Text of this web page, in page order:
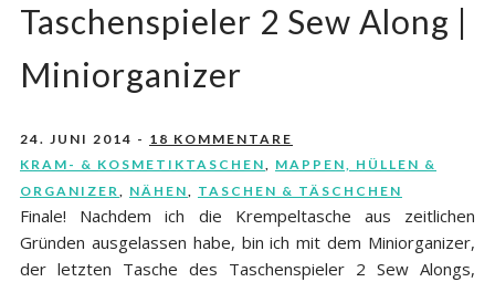
Taschenspieler 2 Sew Along |
Miniorganizer
24. JUNI 2014 - 18 KOMMENTARE
KRAM- & KOSMETIKTASCHEN
MAPPEN, HÜLLEN &
ORGANIZER
NÄHEN TASCHEN & TÄSCHCHEN
Finale! Nachdem ich die Krempeltasche aus zeitlichen
Gründen ausgelassen habe, bin ich mit dem Miniorganizer,
der letzten Tasche des Taschenspieler 2 Sew Alongs,